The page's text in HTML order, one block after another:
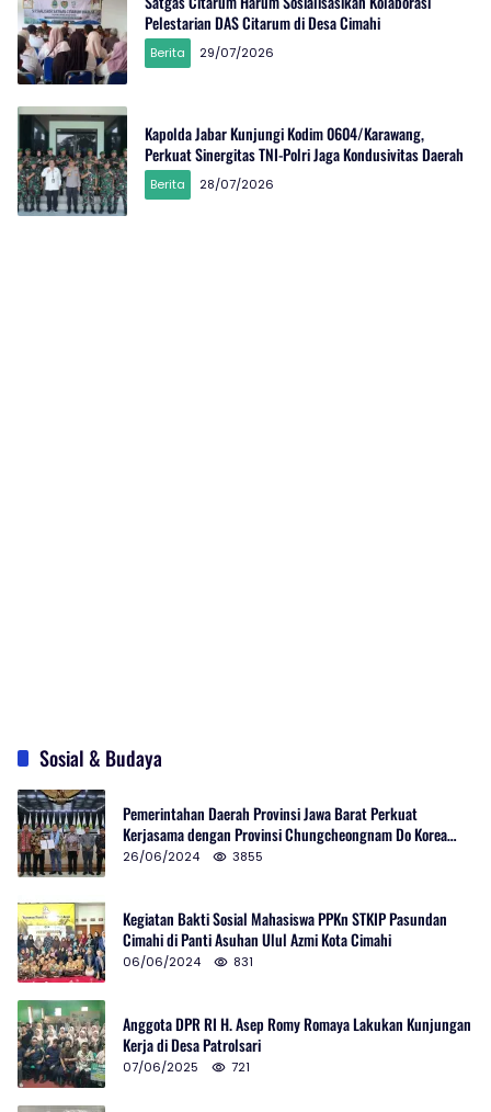
Pelestarian DAS Citarum di Desa Cimahi
Berita 29/07/2026
Kapolda Jabar Kunjungi Kodim 0604/Karawang,
Perkuat Sinergitas TNI-Polri Jaga Kondusivitas Daerah
Berita 28/07/2026
Sosial & Budaya
Pemerintahan Daerah Provinsi Jawa Barat Perkuat
Kerjasama dengan Provinsi Chungcheongnam Do Korea
Selatan
26/06/2024 3855
Kegiatan Bakti Sosial Mahasiswa PPKn STKIP Pasundan
Cimahi di Panti Asuhan Ulul Azmi Kota Cimahi
06/06/2024 831
Anggota DPR RI H. Asep Romy Romaya Lakukan Kunjungan
Kerja di Desa Patrolsari
07/06/2025 721